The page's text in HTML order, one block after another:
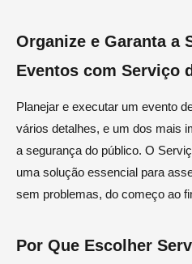
Organize e Garanta a
Eventos com Serviço
Planejar e executar um evento
vários detalhes, e um dos mais
a segurança do público. O
uma solução essencial para
sem problemas, do começo ao
Por Que Escolher